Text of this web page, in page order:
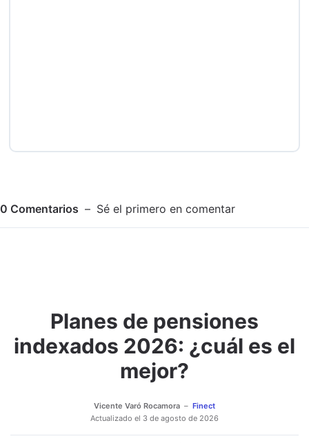
0 Comentarios Sé el primero en comentar
Adjuntar imagen Comentar
Planes de pensiones
indexados 2026: ¿cuál es el
mejor?
Vicente Varó Rocamora
Finect
Actualizado el 3 de agosto de 2026